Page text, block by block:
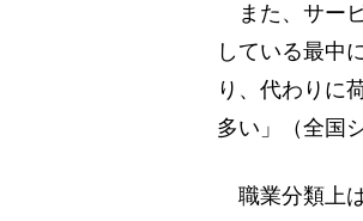
また、サー
している最中
り、代わりに
多い」（全国
職業分類上